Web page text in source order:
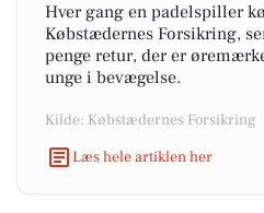
Hver gang en padelspiller
Købstædernes Forsikring,
penge retur, der er
unge i bevægelse.
Kilde: Købstædernes Forsikring
Læs hele artiklen her